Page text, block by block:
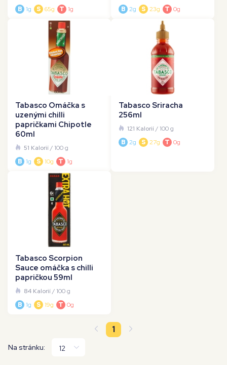
B 1g S 65g T 1g
B 2g S 23g T 0g
Tabasco Omáčka s
uzenými chilli
papričkami Chipotle
60ml
51 Kalorií/ 100 g
B 1g S 10g T 1g
Tabasco Sriracha
256ml
121 Kalorií/ 100 g
B 2g S 27g T 0g
Tabasco Scorpion
Sauce omáčka s chilli
papričkou 59ml
84 Kalorií/ 100 g
B 1g S 19g T 0g
1
Na stránku: